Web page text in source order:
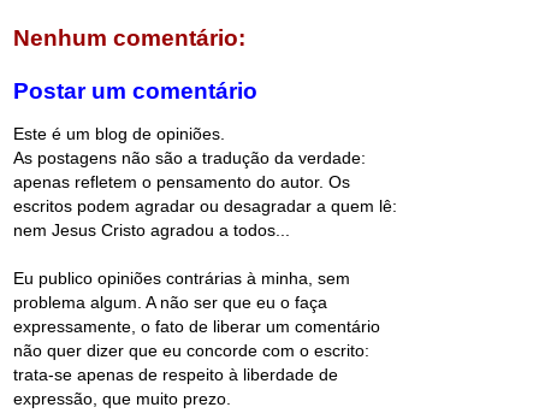
Nenhum comentário:
Postar um comentário
Este é um blog de opiniões.
As postagens não são a tradução da verdade:
apenas refletem o pensamento do autor. Os
escritos podem agradar ou desagradar a quem lê:
nem Jesus Cristo agradou a todos...
Eu publico opiniões contrárias à minha, sem
problema algum. A não ser que eu o faça
expressamente, o fato de liberar um comentário
não quer dizer que eu concorde com o escrito:
trata-se apenas de respeito à liberdade de
expressão, que muito prezo.